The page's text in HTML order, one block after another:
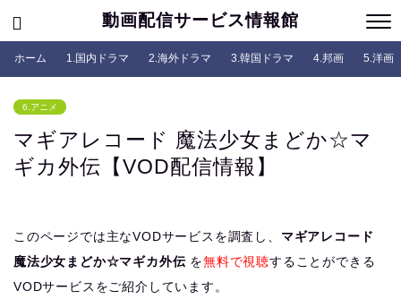
動画配信サービス情報館
ホーム 1.国内ドラマ 2.海外ドラマ 3.韓国ドラマ 4.邦画 5.洋画
6.アニメ
マギアレコード 魔法少女まどか☆マ
ギカ外伝【VOD配信情報】
このページでは主なVODサービスを調査し、 マギアレコード
魔法少女まどか☆マギカ外伝を無料で視聴することができる
VODサービスをご紹介しています。